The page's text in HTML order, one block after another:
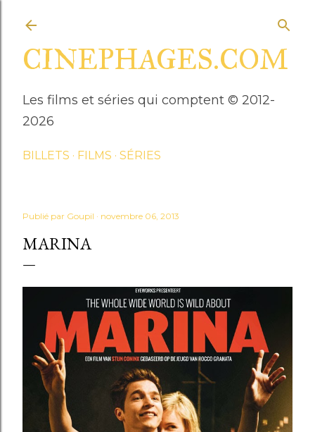
CINEPHAGES.COM
Les films et séries qui comptent © 2012-
2026
BILLETS FILMS SÉRIES
Publié par Goupil novembre 06, 2013
MARINA